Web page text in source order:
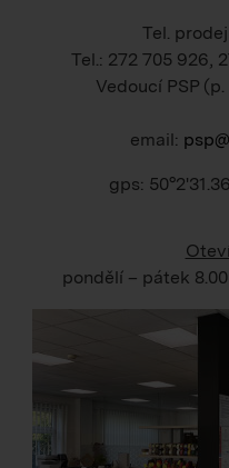
Tel.
Tel.: 272 705 926,
Vedoucí PSP
email:
gps:
pondělí – pátek